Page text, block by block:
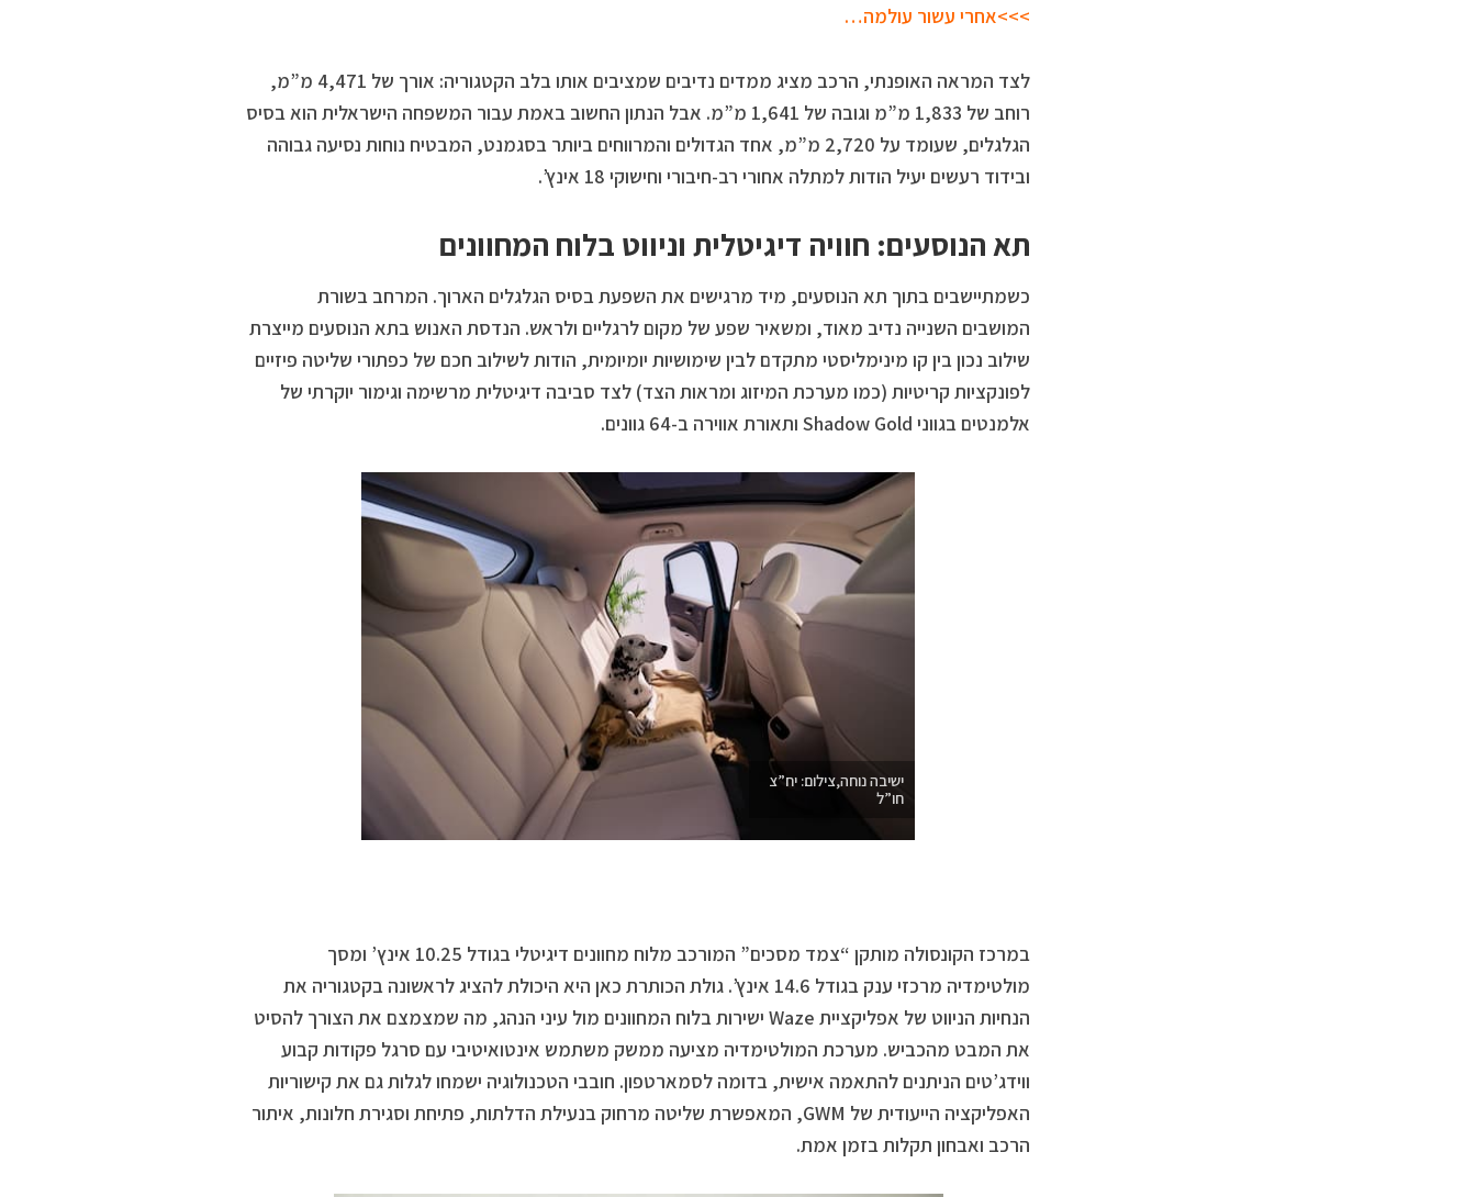
>>>אחרי עשור עולמה…
לצד המראה האופנתי, הרכב מציג ממדים נדיבים שמציבים אותו בלב הקטגוריה: אורך של 4,471 מ”מ,
רוחב של 1,833 מ”מ וגובה של 1,641 מ”מ. אבל הנתון החשוב באמת עבור המשפחה הישראלית הוא בסיס
הגלגלים, שעומד על 2,720 מ”מ, אחד הגדולים והמרווחים ביותר בסגמנט, המבטיח נוחות נסיעה גבוהה
ובידוד רעשים יעיל הודות למתלה אחורי רב-חיבורי וחישוקי 18 אינץ’.
תא הנוסעים: חוויה דיגיטלית וניווט בלוח המחוונים
כשמתיישבים בתוך תא הנוסעים, מיד מרגישים את השפעת בסיס הגלגלים הארוך. המרחב בשורת
המושבים השנייה נדיב מאוד, ומשאיר שפע של מקום לרגליים ולראש. הנדסת האנוש בתא הנוסעים מייצרת
שילוב נכון בין קו מינימליסטי מתקדם לבין שימושיות יומיומית, הודות לשילוב חכם של כפתורי שליטה פיזיים
לפונקציות קריטיות (כמו מערכת המיזוג ומראות הצד) לצד סביבה דיגיטלית מרשימה וגימור יוקרתי של
אלמנטים בגווני Shadow Gold ותאורת אווירה ב-64 גוונים.
ישיבה נוחה,צילום: יח”צ
חו”ל
במרכז הקונסולה מותקן “צמד מסכים” המורכב מלוח מחוונים דיגיטלי בגודל 10.25 אינץ’ ומסך
מולטימדיה מרכזי ענק בגודל 14.6 אינץ’. גולת הכותרת כאן היא היכולת להציג לראשונה בקטגוריה את
הנחיות הניווט של אפליקציית Waze ישירות בלוח המחוונים מול עיני הנהג, מה שמצמצם את הצורך להסיט
את המבט מהכביש. מערכת המולטימדיה מציעה ממשק משתמש אינטואיטיבי עם סרגל פקודות קבוע
ווידג’טים הניתנים להתאמה אישית, בדומה לסמארטפון. חובבי הטכנולוגיה ישמחו לגלות גם את קישוריות
האפליקציה הייעודית של GWM, המאפשרת שליטה מרחוק בנעילת הדלתות, פתיחת וסגירת חלונות, איתור
הרכב ואבחון תקלות בזמן אמת.